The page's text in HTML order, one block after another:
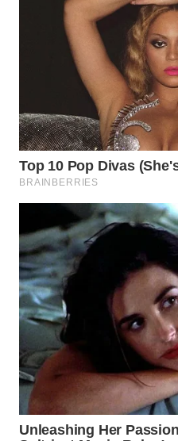
MADURA
WN
NATUNA
BINTAN
WN
MANDALIKA
WN
LIKUPANG
LABUANBAJO
WN